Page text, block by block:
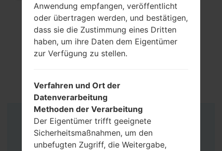
Anleitung
Anwendung empfangen, veröffentlicht
oder übertragen werden, und bestätigen,
dass sie die Zustimmung eines Dritten
haben, um ihre Daten dem Eigentümer
zur Verfügung zu stellen.
Verfahren und Ort der
Datenverarbeitung
Methoden der Verarbeitung
Der Eigentümer trifft geeignete
Sicherheitsmaßnahmen, um den
unbefugten Zugriff, die Weitergabe,